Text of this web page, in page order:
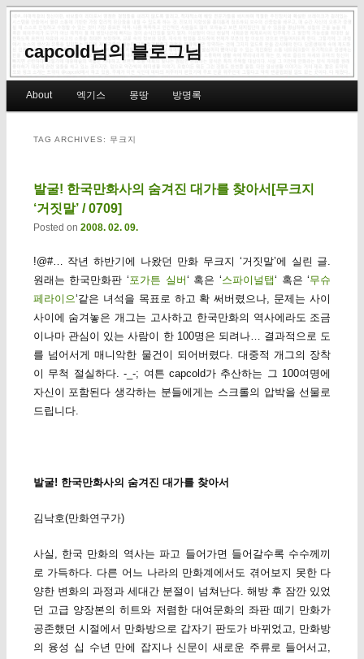
capcold님의 블로그님
Skip to primary content
Skip to secondary content
About 엑기스 몽땅 방명록
TAG ARCHIVES: 무크지
발굴! 한국만화사의 숨겨진 대가를 찾아서[무크지
‘거짓말’ / 0709]
Posted on 2008. 02. 09.
!@#… 작년 하반기에 나왔던 만화 무크지 ‘거짓말’에 실린 글.
원래는 한국만화판 ‘포가튼 실버‘ 혹은 ‘스파이널탭‘ 혹은 ‘무슈
페라이으‘같은 녀석을 목표로 하고 확 써버렸으나, 문제는 사이
사이에 숨겨놓은 개그는 고사하고 한국만화의 역사에라도 조금
이나마 관심이 있는 사람이 한 100명은 되려나… 결과적으로 도
를 넘어서게 매니악한 물건이 되어버렸다. 대중적 개그의 장착
이 무척 절실하다. -_-; 여튼 capcold가 추산하는 그 100여명에
자신이 포함된다 생각하는 분들에게는 스크롤의 압박을 선물로
드립니다.
발굴! 한국만화사의 숨겨진 대가를 찾아서
김낙호(만화연구가)
사실, 한국 만화의 역사는 파고 들어가면 들어갈수록 수수께끼
로 가득하다. 다른 어느 나라의 만화계에서도 겪어보지 못한 다
양한 변화의 과정과 세대간 분절이 넘쳐난다. 해방 후 잠깐 있었
던 고급 양장본의 히트와 저렴한 대여문화의 좌판 떼기 만화가
공존했던 시절에서 만화방으로 갑자기 판도가 바뀌었고, 만화방
의 융성 십 수년 만에 잡지나 신문이 새로운 주류로 들어서고,